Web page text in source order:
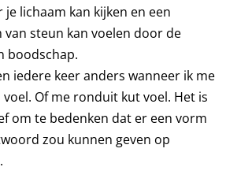
lichaam kan kijken en een
steun kan voelen door de
boodschap.
iedere keer anders wanneer ik me
Of me ronduit kut voel. Het is
om te bedenken dat er een vorm
zou kunnen geven op